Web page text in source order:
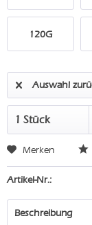
120G
Auswahl
Merken
Artikel-Nr.:
Beschreibung